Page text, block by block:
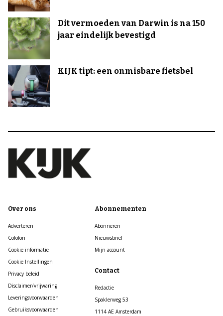
Dit vermoeden van Darwin is na 150
jaar eindelijk bevestigd
KIJK tipt: een onmisbare fietsbel
Over ons
Adverteren
Colofon
Cookie informatie
Cookie Instellingen
Privacy beleid
Disclaimer/vrijwaring
Leveringsvoorwaarden
Gebruiksvoorwaarden
Abonnementen
Abonneren
Nieuwsbrief
Mijn account
Contact
Redactie
Spaklerweg 53
1114 AE Amsterdam